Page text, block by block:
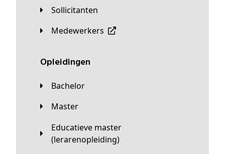
Sollicitanten
Medewerkers
Opleidingen
Bachelor
Master
Educatieve master
(lerarenopleiding)